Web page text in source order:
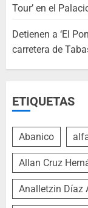
Tour’ en el
Detienen a ‘El
carretera de
ETIQUETAS
Abanico
Allan Cruz
Analletzin Díaz